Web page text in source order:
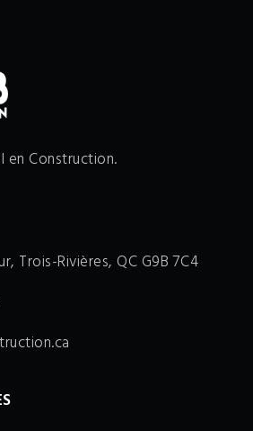
en Construction.
Trois-Rivières, QC G9B 7C4